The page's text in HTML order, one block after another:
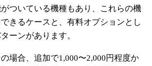
がついている機種もあり、これらの機
きるケースと、有料オプションとし
ーンがあります。
場合、追加で1,000〜2,000円程度か